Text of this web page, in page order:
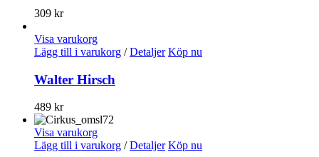
309 kr
Visa varukorg
Lägg till i varukorg / Detaljer Köp nu
Walter Hirsch
489 kr
Visa varukorg
Lägg till i varukorg / Detaljer Köp nu